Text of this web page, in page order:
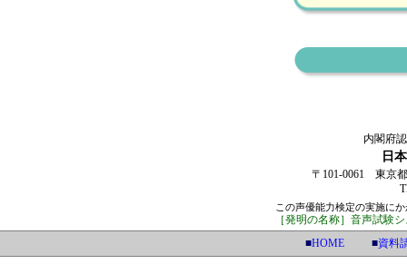
内閣府
日
〒101-0061 東京
この声優能力検定の実施に
［発明の名称］音声試
■HOME ■資料